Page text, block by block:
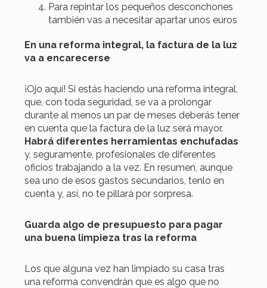
Para repintar los pequeños desconchones
también vas a necesitar apartar unos euros
En una reforma integral, la factura de la luz
va a encarecerse
¡Ojo aquí! Si estás haciendo una reforma integral,
que, con toda seguridad, se va a prolongar
durante al menos un par de meses deberás tener
en cuenta que la factura de la luz será mayor.
Habrá diferentes herramientas enchufadas
y, seguramente, profesionales de diferentes
oficios trabajando a la vez. En resumen, aunque
sea uno de esos gastos secundarios, tenlo en
cuenta y, así, no te pillará por sorpresa.
Guarda algo de presupuesto para pagar
una buena limpieza tras la reforma
Los que alguna vez han limpiado su casa tras
una reforma convendrán que es algo que no